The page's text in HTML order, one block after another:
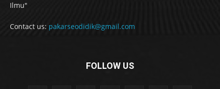
Ilmu"
Contact us: pakarseodidik@gmail.com
FOLLOW US